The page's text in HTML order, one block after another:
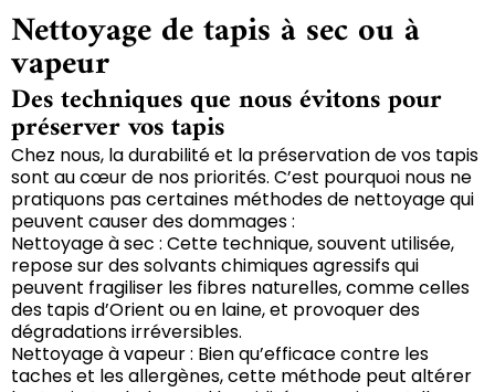
Nettoyage de tapis à sec ou à
vapeur
Des techniques que nous évitons pour
préserver vos tapis
Chez nous, la durabilité et la préservation de vos tapis
sont au cœur de nos priorités. C’est pourquoi nous ne
pratiquons pas certaines méthodes de nettoyage qui
peuvent causer des dommages :
Nettoyage à sec : Cette technique, souvent utilisée,
repose sur des solvants chimiques agressifs qui
peuvent fragiliser les fibres naturelles, comme celles
des tapis d’Orient ou en laine, et provoquer des
dégradations irréversibles.
Nettoyage à vapeur : Bien qu’efficace contre les
taches et les allergènes, cette méthode peut altérer